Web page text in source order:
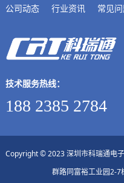
公司动态 行业资讯 常见
技术服务热线：
188 2385 2784
Copyright © 2023 深圳市科瑞通电
群路同富裕工业园